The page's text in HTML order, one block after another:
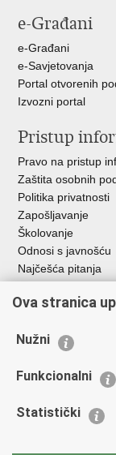
e-Građani
e-Građani
e-Savjetovanja
Portal otvorenih
Izvozni portal
Pristup
Pravo na pristup
Zaštita osobnih
Politika privatnosti
Zapošljavanje
Školovanje
Odnosi s javnošću
Najčešća pitanja
Važne
EMN Nacionalna
Policijska akademija
Zaklada policijske
Ova stranica
Nužni
Funkcionalni
Statistički